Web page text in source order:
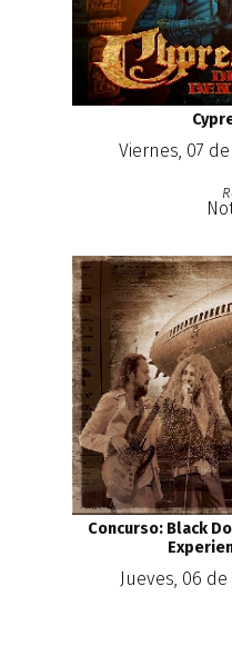
Viernes, 07
Concurso: Black
Jueves, 06